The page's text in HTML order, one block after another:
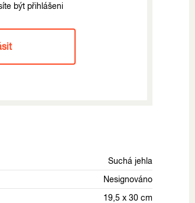
být přihlášeni
Suchá jehla
Nesignováno
19,5 x 30 cm